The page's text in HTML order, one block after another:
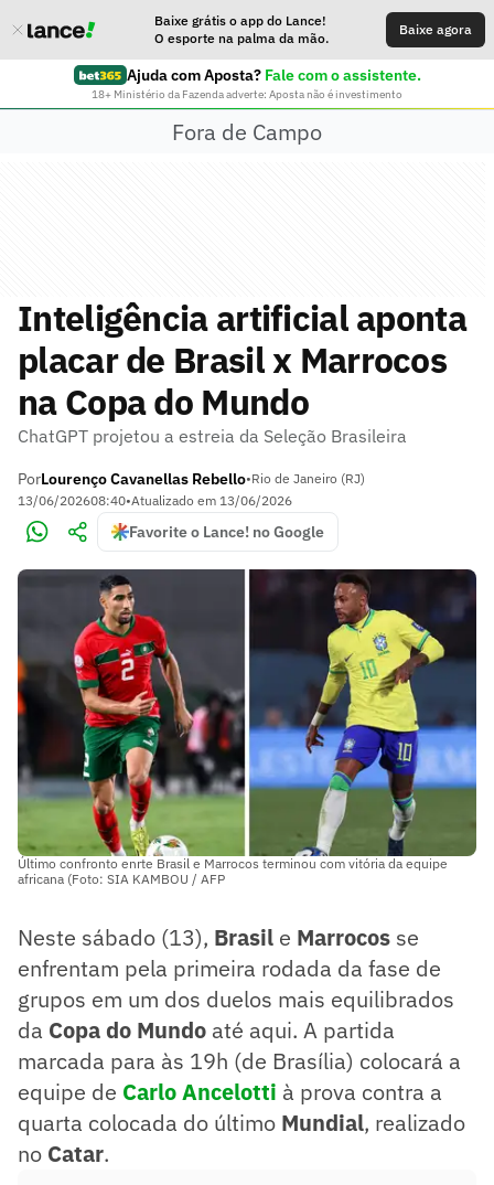
Baixe grátis o app do Lance!
O esporte na palma da mão.
Baixe agora
Ajuda com Aposta? Fale com o assistente.
18+ Ministério da Fazenda adverte: Aposta não é investimento
Fora de Campo
Inteligência artificial aponta
placar de Brasil x Marrocos
na Copa do Mundo
ChatGPT projetou a estreia da Seleção Brasileira
PorLourenço Cavanellas Rebello•Rio de Janeiro (RJ)
13/06/202608:40•Atualizado em 13/06/2026
Favorite o Lance! no Google
Último confronto enrte Brasil e Marrocos terminou com vitória da equipe
africana (Foto: SIA KAMBOU / AFP
Neste sábado (13), Brasil e Marrocos se
enfrentam pela primeira rodada da fase de
grupos em um dos duelos mais equilibrados
da Copa do Mundo até aqui. A partida
marcada para às 19h (de Brasília) colocará a
equipe de Carlo Ancelotti à prova contra a
quarta colocada do último Mundial, realizado
no Catar.